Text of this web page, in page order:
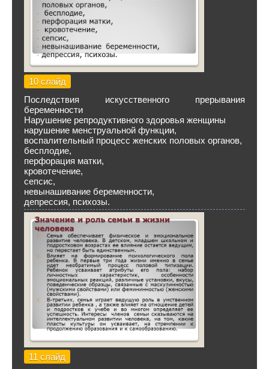
10 слайд
Последствия искусственного прерывания
беременности
Нарушение репродуктивного здоровья женщины
нарушение менструальной функции,
воспалительный процесс женских половых органов,
бесплодие,
перфорация матки,
кровотечение,
сепсис,
невынашивание беременности,
депрессия, психозы.
11 слайд